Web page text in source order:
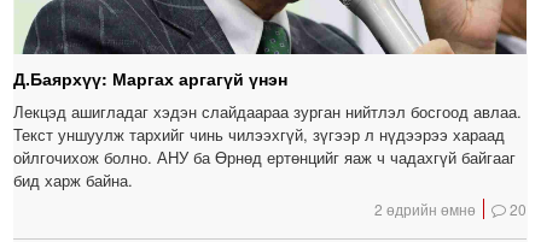
Д.Баярхүү: Маргах аргагүй үнэн
Лекцэд ашигладаг хэдэн слайдаараа зурган нийтлэл босгоод авлаа.
Текст уншуулж тархийг чинь чилээхгүй, зүгээр л нүдээрээ хараад
ойлгочихож болно. АНУ ба Өрнөд ертөнцийг яаж ч чадахгүй байгааг
бид харж байна.
2 өдрийн өмнө 20